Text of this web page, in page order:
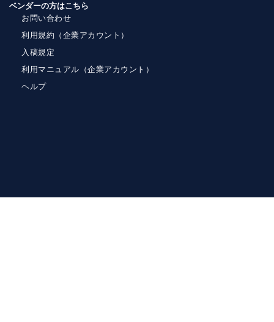
ベンダーの方はこちら
お問い合わせ
利用規約（企業アカウント）
入稿規定
利用マニュアル（企業アカウント）
ヘルプ